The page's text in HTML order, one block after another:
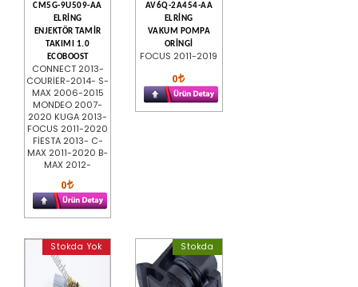
CM5G-9U509-AA
ELRİNG
ENJEKTÖR TAMİR
TAKIMI 1.0
ECOBOOST
CONNECT 2013-
COURİER-2014- S-
MAX 2006-2015
MONDEO 2007-
2020 KUGA 2013-
FOCUS 2011-2020
FİESTA 2013- C-
MAX 2011-2020 B-
MAX 2012-
0
AV6Q-2A454-AA
ELRİNG
VAKUM POMPA
ORİNGİ
FOCUS 2011-2019
0
Stokda Yok Stokda